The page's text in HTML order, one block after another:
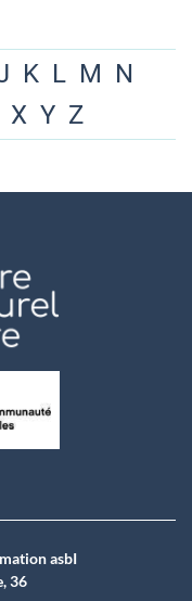
K L M N
X Y Z
asbI
36